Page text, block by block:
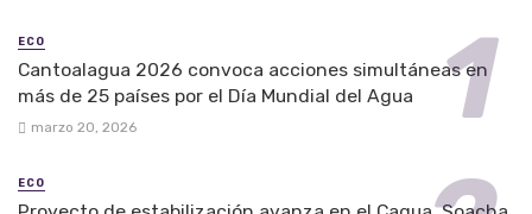
ECO
Cantoalagua 2026 convoca acciones simultáneas en
más de 25 países por el Día Mundial del Agua
marzo 20, 2026
ECO